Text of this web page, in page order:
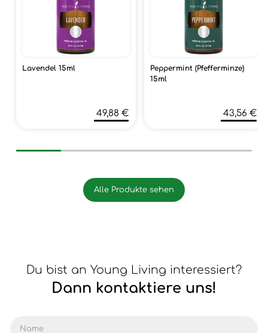
Lavendel 15ml
49,88 €
Peppermint (Pfefferminze)
15ml
43,56 €
Alle Produkte sehen
Du bist an Young Living interessiert?
Dann kontaktiere uns!